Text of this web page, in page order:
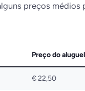
preços médios
Preço do
€ 22,50